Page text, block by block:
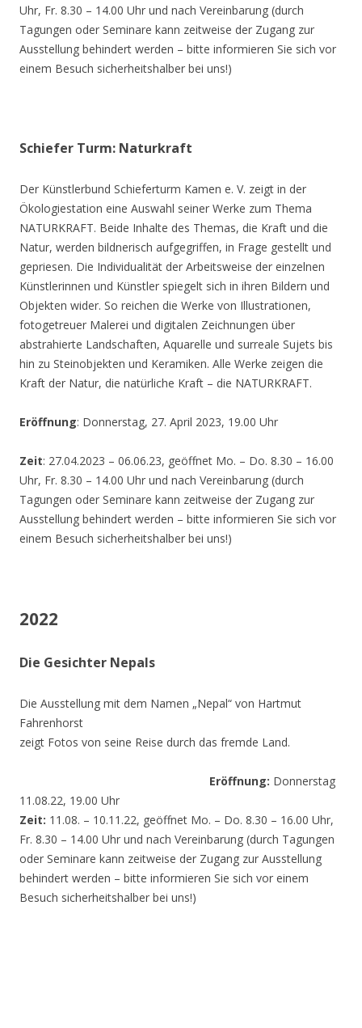
Uhr, Fr. 8.30 – 14.00 Uhr und nach Vereinbarung (durch
Tagungen oder Seminare kann zeitweise der Zugang zur
Ausstellung behindert werden – bitte informieren Sie sich vor
einem Besuch sicherheitshalber bei uns!)
Schiefer Turm: Naturkraft
Der Künstlerbund Schieferturm Kamen e. V. zeigt in der
Ökologiestation eine Auswahl seiner Werke zum Thema
NATURKRAFT. Beide Inhalte des Themas, die Kraft und die
Natur, werden bildnerisch aufgegriffen, in Frage gestellt und
gepriesen. Die Individualität der Arbeitsweise der einzelnen
Künstlerinnen und Künstler spiegelt sich in ihren Bildern und
Objekten wider. So reichen die Werke von Illustrationen,
fotogetreuer Malerei und digitalen Zeichnungen über
abstrahierte Landschaften, Aquarelle und surreale Sujets bis
hin zu Steinobjekten und Keramiken. Alle Werke zeigen die
Kraft der Natur, die natürliche Kraft – die NATURKRAFT.
Eröffnung: Donnerstag, 27. April 2023, 19.00 Uhr
Zeit: 27.04.2023 – 06.06.23, geöffnet Mo. – Do. 8.30 – 16.00
Uhr, Fr. 8.30 – 14.00 Uhr und nach Vereinbarung (durch
Tagungen oder Seminare kann zeitweise der Zugang zur
Ausstellung behindert werden – bitte informieren Sie sich vor
einem Besuch sicherheitshalber bei uns!)
2022
Die Gesichter Nepals
Die Ausstellung mit dem Namen „Nepal“ von Hartmut
Fahrenhorst
zeigt Fotos von seine Reise durch das fremde Land.
Eröffnung: Donnerstag
11.08.22, 19.00 Uhr
Zeit: 11.08. – 10.11.22, geöffnet Mo. – Do. 8.30 – 16.00 Uhr,
Fr. 8.30 – 14.00 Uhr und nach Vereinbarung (durch Tagungen
oder Seminare kann zeitweise der Zugang zur Ausstellung
behindert werden – bitte informieren Sie sich vor einem
Besuch sicherheitshalber bei uns!)